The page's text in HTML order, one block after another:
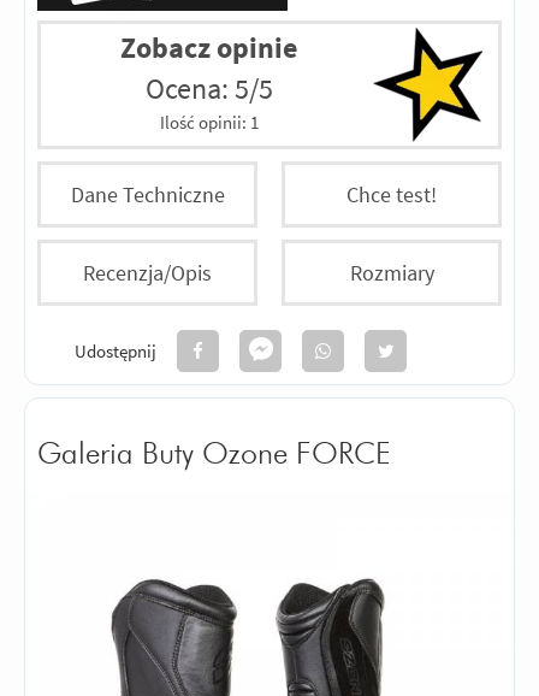
Zobacz opinie
Ocena: 5/5
Ilość opinii: 1
Dane Techniczne Chce test!
Recenzja/Opis Rozmiary
Udostępnij
Galeria Buty Ozone FORCE